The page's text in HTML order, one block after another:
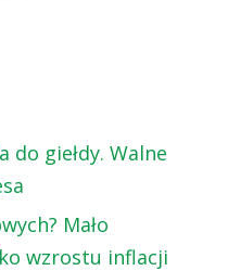
do giełdy. Walne
Mało
wzrostu inflacji